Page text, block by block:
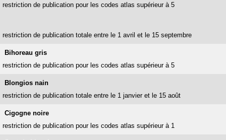
restriction de publication pour les codes atlas supérieur à 5
restriction de publication totale entre le 1 avril et le 15 septembre
Bihoreau gris
restriction de publication pour les codes atlas supérieur à 5
Blongios nain
restriction de publication totale entre le 1 janvier et le 15 août
Cigogne noire
restriction de publication pour les codes atlas supérieur à 1